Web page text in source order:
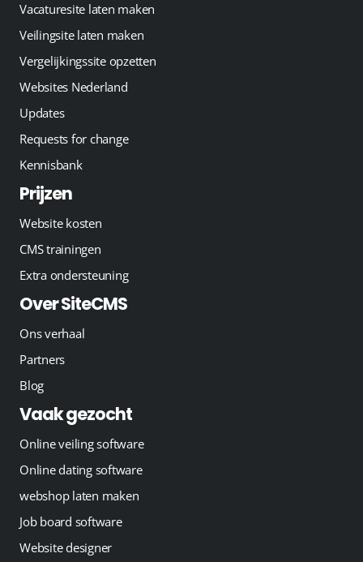
Vacaturesite laten maken
Veilingsite laten maken
Vergelijkingssite opzetten
Websites Nederland
Updates
Requests for change
Kennisbank
Prijzen
Website kosten
CMS trainingen
Extra ondersteuning
Over SiteCMS
Ons verhaal
Partners
Blog
Vaak gezocht
Online veiling software
Online dating software
webshop laten maken
Job board software
Website designer